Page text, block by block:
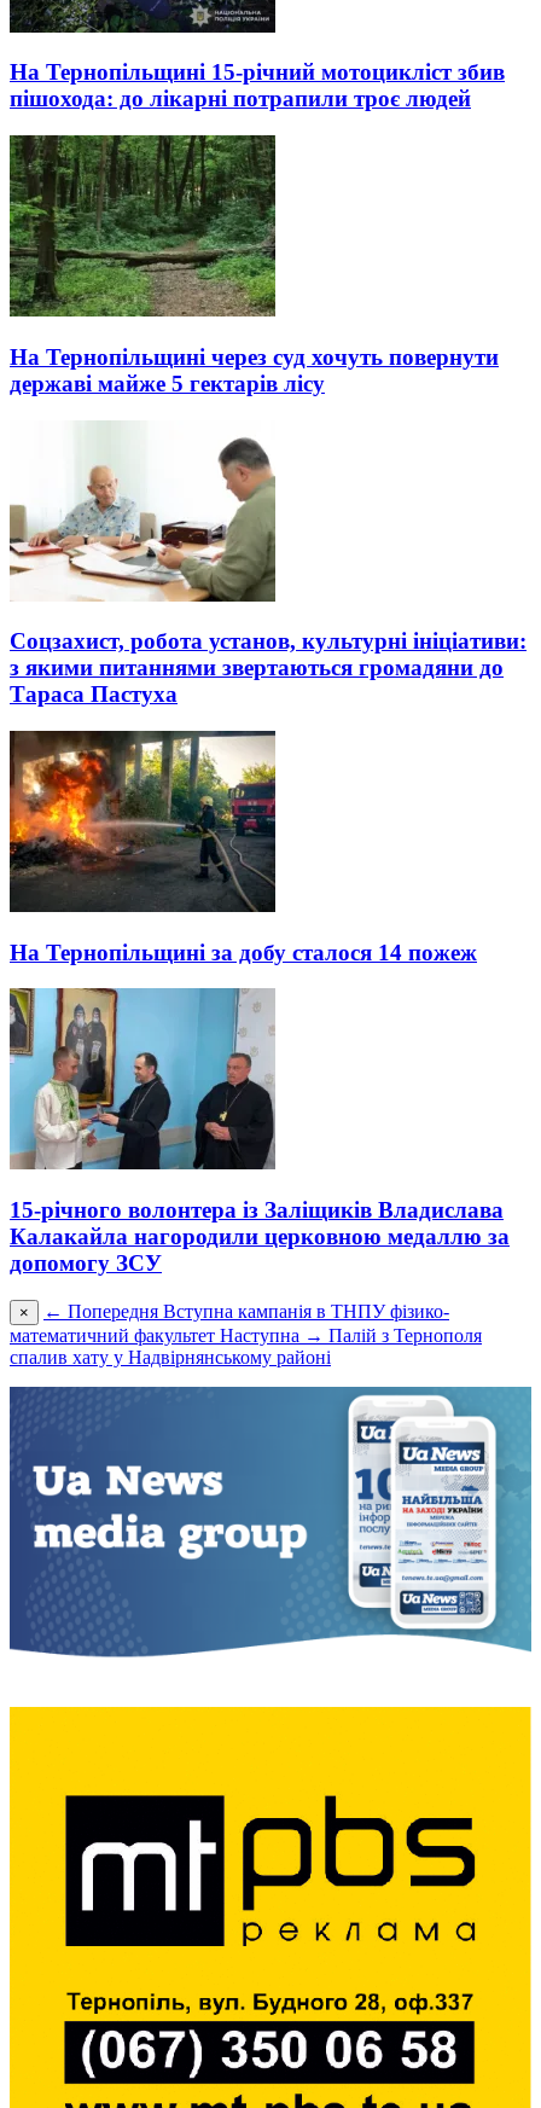
На Тернопільщині 15-річний мотоцикліст збив
пішохода: до лікарні потрапили троє людей
На Тернопільщині через суд хочуть повернути
державі майже 5 гектарів лісу
Соцзахист, робота установ, культурні ініціативи:
з якими питаннями звертаються громадяни до
Тараса Пастуха
На Тернопільщині за добу сталося 14 пожеж
15-річного волонтера із Заліщиків Владислава
Калакайла нагородили церковною медаллю за
допомогу ЗСУ
× ← Попередня Вступна кампанія в ТНПУ фізико-
математичний факультет Наступна → Палій з Тернополя
спалив хату у Надвірнянському районі